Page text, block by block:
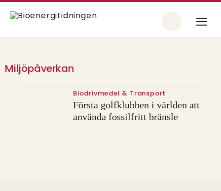
Miljöpåverkan
Biodrivmedel & Transport
Första golfklubben i världen att
använda fossilfritt bränsle